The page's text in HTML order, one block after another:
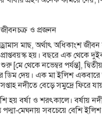
ও প্রজনন
মাছ, অর্থাৎ অধিকাংশ
হয়। বছরে এক থেকে
[মে থেকে নভেম্বর পর্যন্ত],
ডিম দেয়। এক মা ইলিশ
নদীতে বেড়ে সমুদ্রে ফিরে
হয় বর্ষা ও শরৎকালে। বর্ষায়
পদ্মা-মেঘনায় সবচেয়ে বেশি